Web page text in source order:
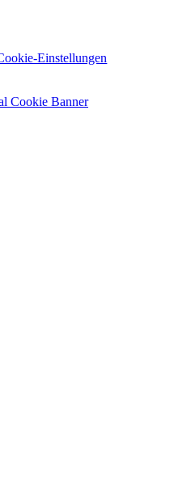
Einstellungen
Cookie Banner